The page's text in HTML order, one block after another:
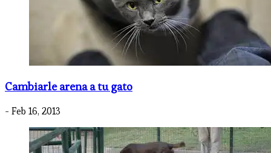
Cambiarle arena a tu gato
- Feb 16, 2013